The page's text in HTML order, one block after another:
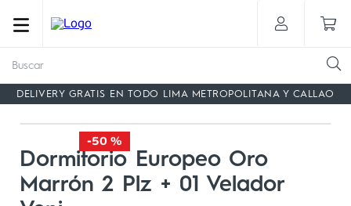
DELIVERY GRATIS EN TODO LIMA METROPOLITANA Y CALLAO
-50 %
Dormitorio Europeo Oro
Marrón 2 Plz + 01 Velador